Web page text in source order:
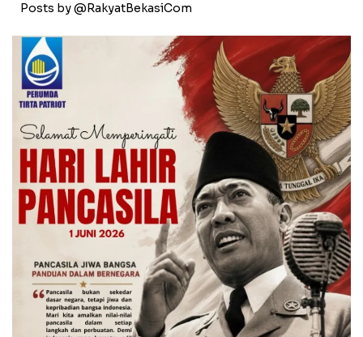
Posts by @RakyatBekasiCom